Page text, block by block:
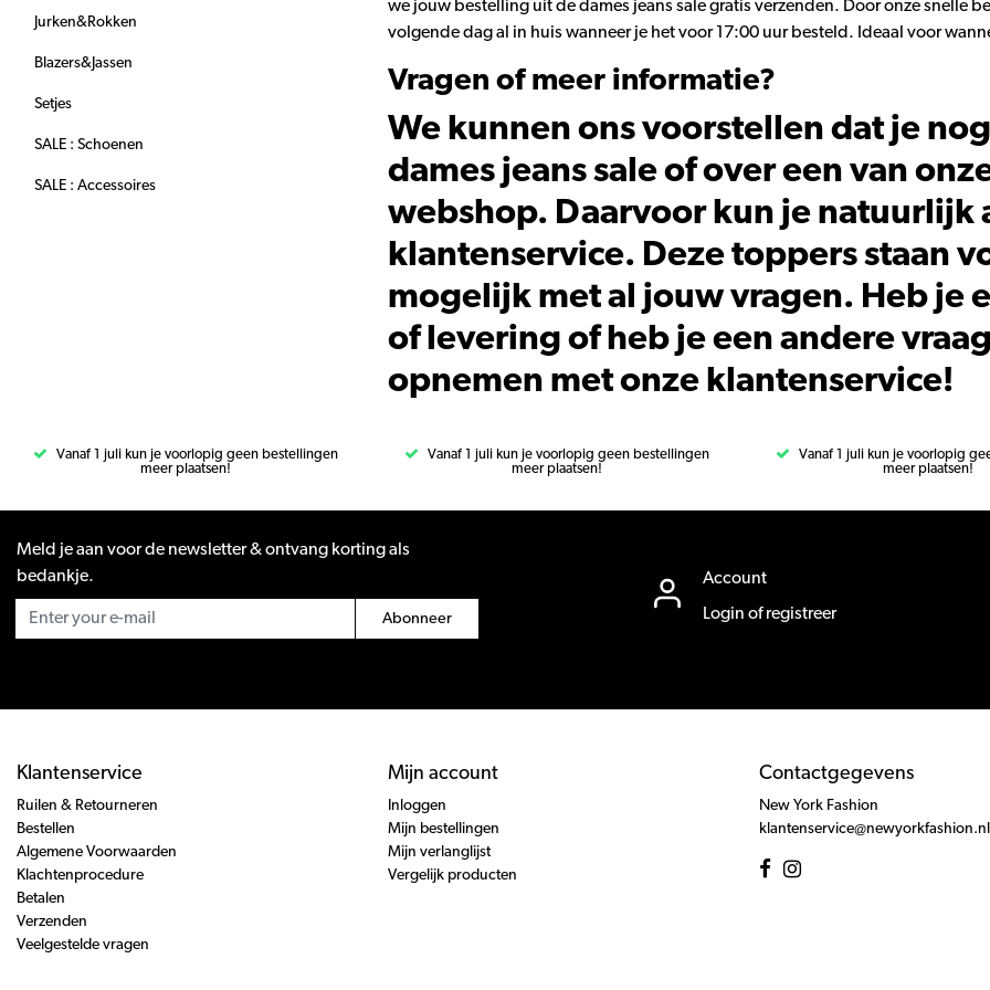
Jurken&Rokken
Blazers&Jassen
Setjes
SALE : Schoenen
SALE : Accessoires
we jouw bestelling uit de dames jeans sale gratis verzenden. Door onze snelle
volgende dag al in huis wanneer je het voor 17:00 uur besteld. Ideaal voor
Vragen of meer informatie?
We kunnen ons voorstellen dat je
dames jeans sale of over een van
webshop. Daarvoor kun je natuurlijk
klantenservice. Deze toppers staan
mogelijk met al jouw vragen. Heb je
of levering of heb je een andere
opnemen met onze klantenservice!
Vanaf 1 juli kun je voorlopig geen bestellingen
meer plaatsen!
Vanaf 1 juli kun je voorlopig geen bestellingen
meer plaatsen!
Vanaf 1 juli kun je voorlopig
meer plaatsen!
Meld je aan voor de newsletter & ontvang korting als
bedankje.
Abonneer
Account
Login of registreer
Klantenservice
Ruilen & Retourneren
Bestellen
Algemene Voorwaarden
Klachtenprocedure
Betalen
Verzenden
Veelgestelde vragen
Mijn account
Inloggen
Mijn bestellingen
Mijn verlanglijst
Vergelijk producten
Contactgegevens
New York Fashion
klantenservice@newyorkfashion.nl